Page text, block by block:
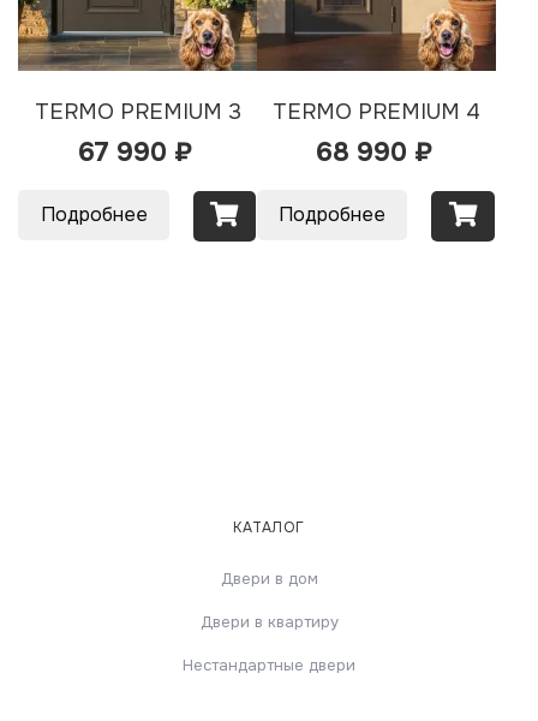
TERMO PREMIUM 3
67 990 ₽
Подробнее
TERMO PREMIUM 4
68 990 ₽
Подробнее
КАТАЛОГ
Двери в дом
Двери в квартиру
Нестандартные двери